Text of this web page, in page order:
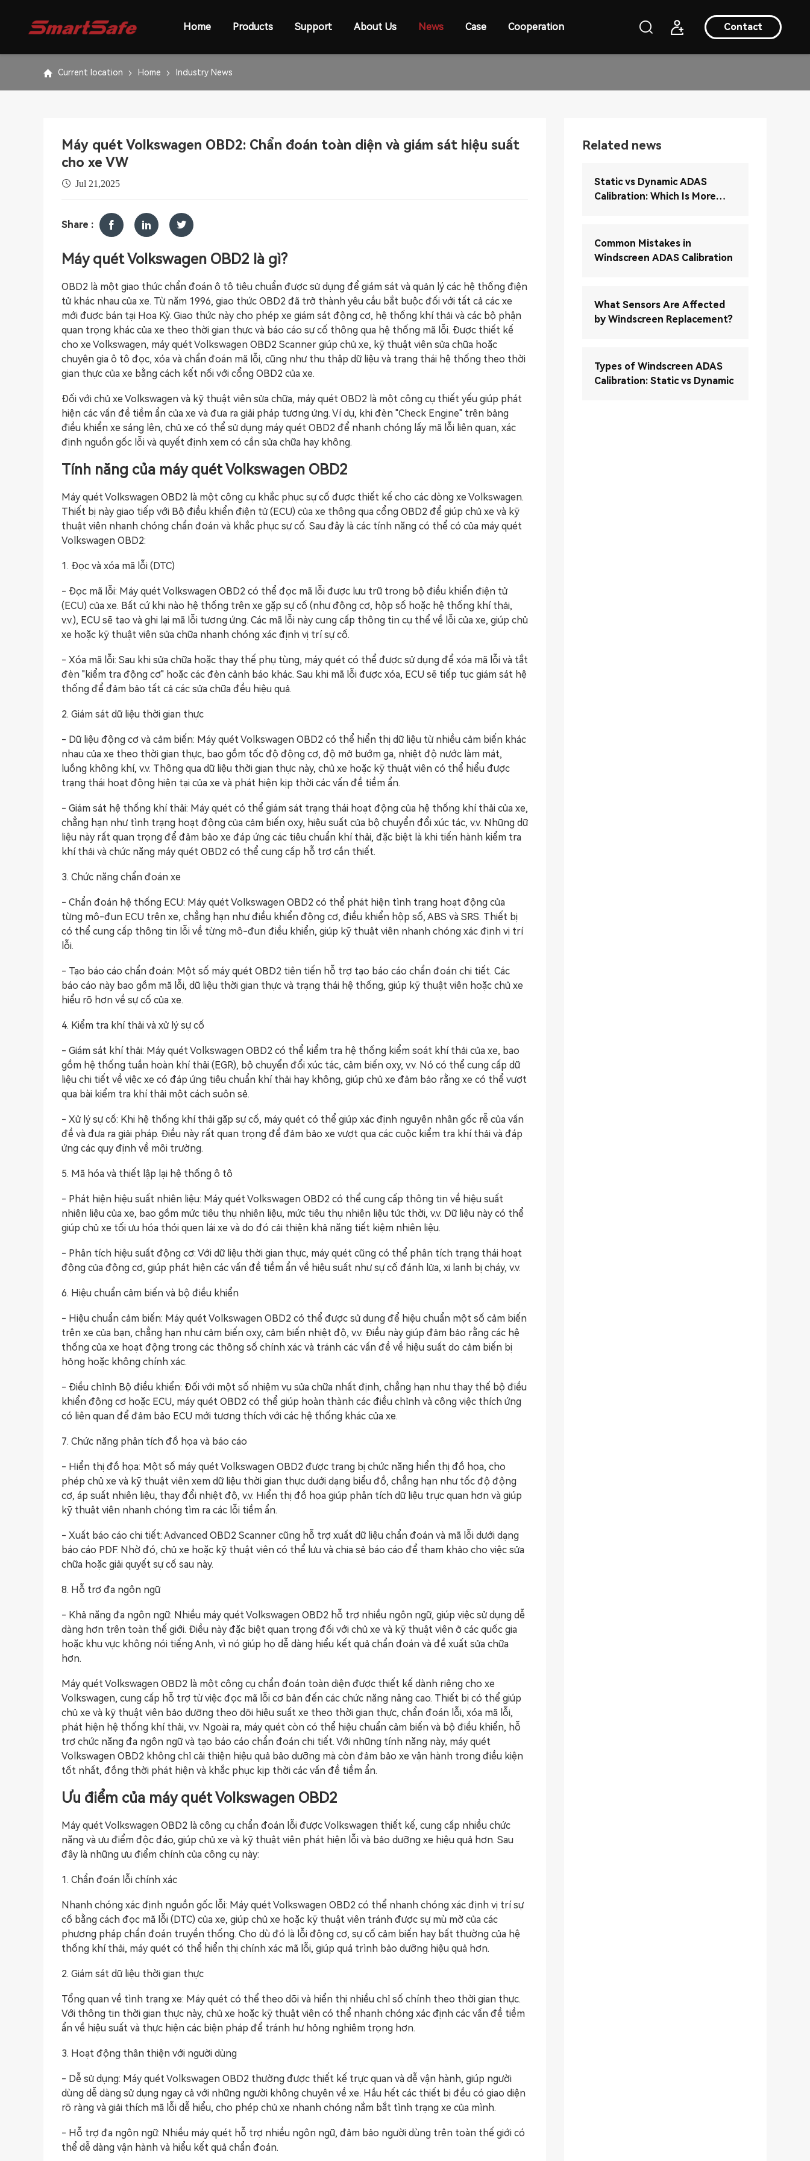
Contact
Home Products Support About Us News Case Cooperation
Current location Home Industry News
Máy quét Volkswagen OBD2: Chẩn đoán toàn diện và giám sát hiệu suất
cho xe VW
Jul 21,2025
Share :
Máy quét Volkswagen OBD2 là gì?
OBD2 là một giao thức chẩn đoán ô tô tiêu chuẩn được sử dụng để giám sát và quản lý các hệ thống điện
tử khác nhau của xe. Từ năm 1996, giao thức OBD2 đã trở thành yêu cầu bắt buộc đối với tất cả các xe
mới được bán tại Hoa Kỳ. Giao thức này cho phép xe giám sát động cơ, hệ thống khí thải và các bộ phận
quan trọng khác của xe theo thời gian thực và báo cáo sự cố thông qua hệ thống mã lỗi. Được thiết kế
cho xe Volkswagen, máy quét Volkswagen OBD2 Scanner giúp chủ xe, kỹ thuật viên sửa chữa hoặc
chuyên gia ô tô đọc, xóa và chẩn đoán mã lỗi, cũng như thu thập dữ liệu và trạng thái hệ thống theo thời
gian thực của xe bằng cách kết nối với cổng OBD2 của xe.
Đối với chủ xe Volkswagen và kỹ thuật viên sửa chữa, máy quét OBD2 là một công cụ thiết yếu giúp phát
hiện các vấn đề tiềm ẩn của xe và đưa ra giải pháp tương ứng. Ví dụ, khi đèn "Check Engine" trên bảng
điều khiển xe sáng lên, chủ xe có thể sử dụng máy quét OBD2 để nhanh chóng lấy mã lỗi liên quan, xác
định nguồn gốc lỗi và quyết định xem có cần sửa chữa hay không.
Tính năng của máy quét Volkswagen OBD2
Máy quét Volkswagen OBD2 là một công cụ khắc phục sự cố được thiết kế cho các dòng xe Volkswagen.
Thiết bị này giao tiếp với Bộ điều khiển điện tử (ECU) của xe thông qua cổng OBD2 để giúp chủ xe và kỹ
thuật viên nhanh chóng chẩn đoán và khắc phục sự cố. Sau đây là các tính năng có thể có của máy quét
Volkswagen OBD2:
1. Đọc và xóa mã lỗi (DTC)
- Đọc mã lỗi: Máy quét Volkswagen OBD2 có thể đọc mã lỗi được lưu trữ trong bộ điều khiển điện tử
(ECU) của xe. Bất cứ khi nào hệ thống trên xe gặp sự cố (như động cơ, hộp số hoặc hệ thống khí thải,
v.v.), ECU sẽ tạo và ghi lại mã lỗi tương ứng. Các mã lỗi này cung cấp thông tin cụ thể về lỗi của xe, giúp chủ
xe hoặc kỹ thuật viên sửa chữa nhanh chóng xác định vị trí sự cố.
- Xóa mã lỗi: Sau khi sửa chữa hoặc thay thế phụ tùng, máy quét có thể được sử dụng để xóa mã lỗi và tắt
đèn "kiểm tra động cơ" hoặc các đèn cảnh báo khác. Sau khi mã lỗi được xóa, ECU sẽ tiếp tục giám sát hệ
thống để đảm bảo tất cả các sửa chữa đều hiệu quả.
2. Giám sát dữ liệu thời gian thực
- Dữ liệu động cơ và cảm biến: Máy quét Volkswagen OBD2 có thể hiển thị dữ liệu từ nhiều cảm biến khác
nhau của xe theo thời gian thực, bao gồm tốc độ động cơ, độ mở bướm ga, nhiệt độ nước làm mát,
luồng không khí, v.v. Thông qua dữ liệu thời gian thực này, chủ xe hoặc kỹ thuật viên có thể hiểu được
trạng thái hoạt động hiện tại của xe và phát hiện kịp thời các vấn đề tiềm ẩn.
- Giám sát hệ thống khí thải: Máy quét có thể giám sát trạng thái hoạt động của hệ thống khí thải của xe,
chẳng hạn như tình trạng hoạt động của cảm biến oxy, hiệu suất của bộ chuyển đổi xúc tác, v.v. Những dữ
liệu này rất quan trọng để đảm bảo xe đáp ứng các tiêu chuẩn khí thải, đặc biệt là khi tiến hành kiểm tra
khí thải và chức năng máy quét OBD2 có thể cung cấp hỗ trợ cần thiết.
3. Chức năng chẩn đoán xe
- Chẩn đoán hệ thống ECU: Máy quét Volkswagen OBD2 có thể phát hiện tình trạng hoạt động của
từng mô-đun ECU trên xe, chẳng hạn như điều khiển động cơ, điều khiển hộp số, ABS và SRS. Thiết bị
có thể cung cấp thông tin lỗi về từng mô-đun điều khiển, giúp kỹ thuật viên nhanh chóng xác định vị trí
lỗi.
- Tạo báo cáo chẩn đoán: Một số máy quét OBD2 tiên tiến hỗ trợ tạo báo cáo chẩn đoán chi tiết. Các
báo cáo này bao gồm mã lỗi, dữ liệu thời gian thực và trạng thái hệ thống, giúp kỹ thuật viên hoặc chủ xe
hiểu rõ hơn về sự cố của xe.
4. Kiểm tra khí thải và xử lý sự cố
- Giám sát khí thải: Máy quét Volkswagen OBD2 có thể kiểm tra hệ thống kiểm soát khí thải của xe, bao
gồm hệ thống tuần hoàn khí thải (EGR), bộ chuyển đổi xúc tác, cảm biến oxy, v.v. Nó có thể cung cấp dữ
liệu chi tiết về việc xe có đáp ứng tiêu chuẩn khí thải hay không, giúp chủ xe đảm bảo rằng xe có thể vượt
qua bài kiểm tra khí thải một cách suôn sẻ.
- Xử lý sự cố: Khi hệ thống khí thải gặp sự cố, máy quét có thể giúp xác định nguyên nhân gốc rễ của vấn
đề và đưa ra giải pháp. Điều này rất quan trọng để đảm bảo xe vượt qua các cuộc kiểm tra khí thải và đáp
ứng các quy định về môi trường.
5. Mã hóa và thiết lập lại hệ thống ô tô
- Phát hiện hiệu suất nhiên liệu: Máy quét Volkswagen OBD2 có thể cung cấp thông tin về hiệu suất
nhiên liệu của xe, bao gồm mức tiêu thụ nhiên liệu, mức tiêu thụ nhiên liệu tức thời, v.v. Dữ liệu này có thể
giúp chủ xe tối ưu hóa thói quen lái xe và do đó cải thiện khả năng tiết kiệm nhiên liệu.
- Phân tích hiệu suất động cơ: Với dữ liệu thời gian thực, máy quét cũng có thể phân tích trạng thái hoạt
động của động cơ, giúp phát hiện các vấn đề tiềm ẩn về hiệu suất như sự cố đánh lửa, xi lanh bị cháy, v.v.
6. Hiệu chuẩn cảm biến và bộ điều khiển
- Hiệu chuẩn cảm biến: Máy quét Volkswagen OBD2 có thể được sử dụng để hiệu chuẩn một số cảm biến
trên xe của bạn, chẳng hạn như cảm biến oxy, cảm biến nhiệt độ, v.v. Điều này giúp đảm bảo rằng các hệ
thống của xe hoạt động trong các thông số chính xác và tránh các vấn đề về hiệu suất do cảm biến bị
hỏng hoặc không chính xác.
- Điều chỉnh Bộ điều khiển: Đối với một số nhiệm vụ sửa chữa nhất định, chẳng hạn như thay thế bộ điều
khiển động cơ hoặc ECU, máy quét OBD2 có thể giúp hoàn thành các điều chỉnh và công việc thích ứng
có liên quan để đảm bảo ECU mới tương thích với các hệ thống khác của xe.
7. Chức năng phân tích đồ họa và báo cáo
- Hiển thị đồ họa: Một số máy quét Volkswagen OBD2 được trang bị chức năng hiển thị đồ họa, cho
phép chủ xe và kỹ thuật viên xem dữ liệu thời gian thực dưới dạng biểu đồ, chẳng hạn như tốc độ động
cơ, áp suất nhiên liệu, thay đổi nhiệt độ, v.v. Hiển thị đồ họa giúp phân tích dữ liệu trực quan hơn và giúp
kỹ thuật viên nhanh chóng tìm ra các lỗi tiềm ẩn.
- Xuất báo cáo chi tiết: Advanced OBD2 Scanner cũng hỗ trợ xuất dữ liệu chẩn đoán và mã lỗi dưới dạng
báo cáo PDF. Nhờ đó, chủ xe hoặc kỹ thuật viên có thể lưu và chia sẻ báo cáo để tham khảo cho việc sửa
chữa hoặc giải quyết sự cố sau này.
8. Hỗ trợ đa ngôn ngữ
- Khả năng đa ngôn ngữ: Nhiều máy quét Volkswagen OBD2 hỗ trợ nhiều ngôn ngữ, giúp việc sử dụng dễ
dàng hơn trên toàn thế giới. Điều này đặc biệt quan trọng đối với chủ xe và kỹ thuật viên ở các quốc gia
hoặc khu vực không nói tiếng Anh, vì nó giúp họ dễ dàng hiểu kết quả chẩn đoán và đề xuất sửa chữa
hơn.
Máy quét Volkswagen OBD2 là một công cụ chẩn đoán toàn diện được thiết kế dành riêng cho xe
Volkswagen, cung cấp hỗ trợ từ việc đọc mã lỗi cơ bản đến các chức năng nâng cao. Thiết bị có thể giúp
chủ xe và kỹ thuật viên bảo dưỡng theo dõi hiệu suất xe theo thời gian thực, chẩn đoán lỗi, xóa mã lỗi,
phát hiện hệ thống khí thải, v.v. Ngoài ra, máy quét còn có thể hiệu chuẩn cảm biến và bộ điều khiển, hỗ
trợ chức năng đa ngôn ngữ và tạo báo cáo chẩn đoán chi tiết. Với những tính năng này, máy quét
Volkswagen OBD2 không chỉ cải thiện hiệu quả bảo dưỡng mà còn đảm bảo xe vận hành trong điều kiện
tốt nhất, đồng thời phát hiện và khắc phục kịp thời các vấn đề tiềm ẩn.
Ưu điểm của máy quét Volkswagen OBD2
Máy quét Volkswagen OBD2 là công cụ chẩn đoán lỗi được Volkswagen thiết kế, cung cấp nhiều chức
năng và ưu điểm độc đáo, giúp chủ xe và kỹ thuật viên phát hiện lỗi và bảo dưỡng xe hiệu quả hơn. Sau
đây là những ưu điểm chính của công cụ này:
1. Chẩn đoán lỗi chính xác
Nhanh chóng xác định nguồn gốc lỗi: Máy quét Volkswagen OBD2 có thể nhanh chóng xác định vị trí sự
cố bằng cách đọc mã lỗi (DTC) của xe, giúp chủ xe hoặc kỹ thuật viên tránh được sự mù mờ của các
phương pháp chẩn đoán truyền thống. Cho dù đó là lỗi động cơ, sự cố cảm biến hay bất thường của hệ
thống khí thải, máy quét có thể hiển thị chính xác mã lỗi, giúp quá trình bảo dưỡng hiệu quả hơn.
2. Giám sát dữ liệu thời gian thực
Tổng quan về tình trạng xe: Máy quét có thể theo dõi và hiển thị nhiều chỉ số chính theo thời gian thực.
Với thông tin thời gian thực này, chủ xe hoặc kỹ thuật viên có thể nhanh chóng xác định các vấn đề tiềm
ẩn về hiệu suất và thực hiện các biện pháp để tránh hư hỏng nghiêm trọng hơn.
3. Hoạt động thân thiện với người dùng
- Dễ sử dụng: Máy quét Volkswagen OBD2 thường được thiết kế trực quan và dễ vận hành, giúp người
dùng dễ dàng sử dụng ngay cả với những người không chuyên về xe. Hầu hết các thiết bị đều có giao diện
rõ ràng và giải thích mã lỗi dễ hiểu, cho phép chủ xe nhanh chóng nắm bắt tình trạng xe của mình.
- Hỗ trợ đa ngôn ngữ: Nhiều máy quét hỗ trợ nhiều ngôn ngữ, đảm bảo người dùng trên toàn thế giới có
thể dễ dàng vận hành và hiểu kết quả chẩn đoán.
Related news
Static vs Dynamic ADAS
Calibration: Which Is More
Common Mistakes in
Windscreen ADAS Calibration
What Sensors Are Affected
by Windscreen Replacement?
Types of Windscreen ADAS
Calibration: Static vs Dynamic